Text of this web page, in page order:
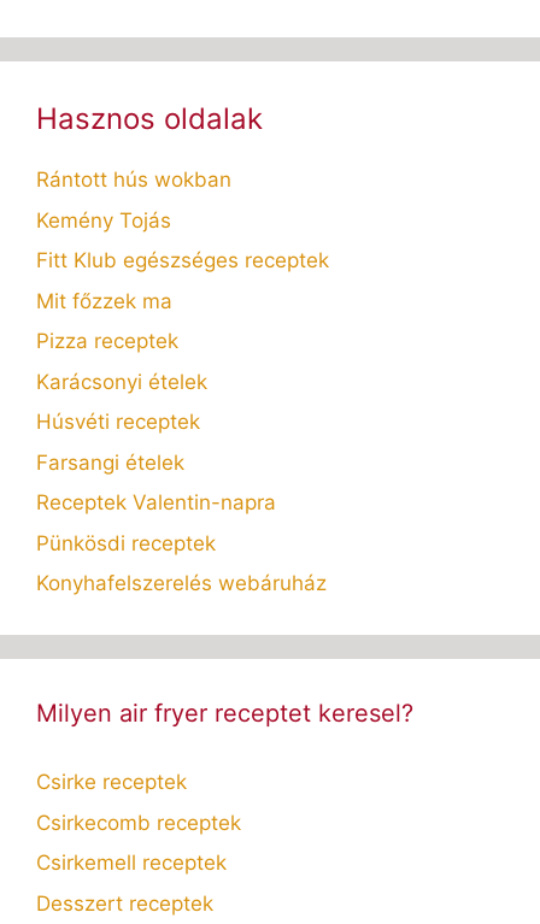
Hasznos oldalak
Rántott hús wokban
Kemény Tojás
Fitt Klub egészséges receptek
Mit főzzek ma
Pizza receptek
Karácsonyi ételek
Húsvéti receptek
Farsangi ételek
Receptek Valentin-napra
Pünkösdi receptek
Konyhafelszerelés webáruház
Milyen air fryer receptet keresel?
Csirke receptek
Csirkecomb receptek
Csirkemell receptek
Desszert receptek